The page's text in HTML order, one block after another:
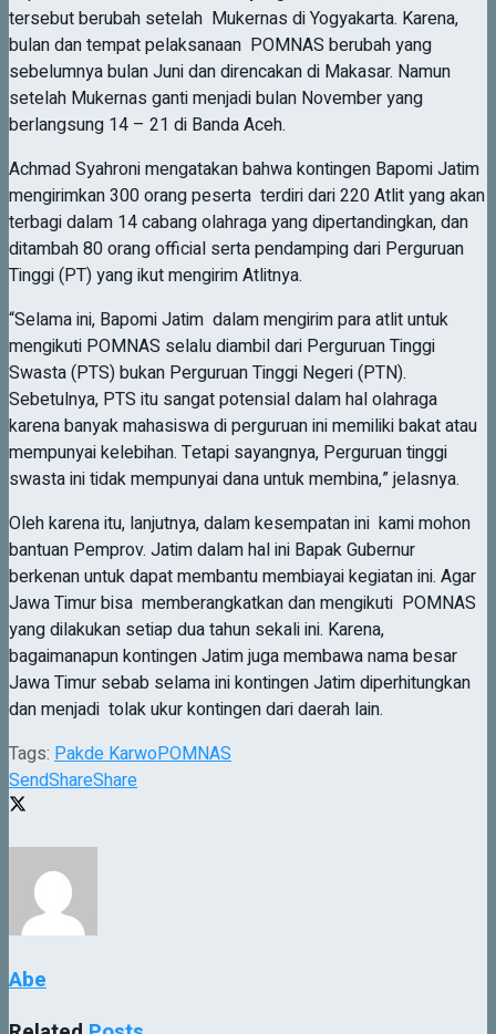
tersebut berubah setelah Mukernas di Yogyakarta. Karena,
bulan dan tempat pelaksanaan POMNAS berubah yang
sebelumnya bulan Juni dan direncakan di Makasar. Namun
setelah Mukernas ganti menjadi bulan November yang
berlangsung 14 – 21 di Banda Aceh.
Achmad Syahroni mengatakan bahwa kontingen Bapomi Jatim
mengirimkan 300 orang peserta terdiri dari 220 Atlit yang akan
terbagi dalam 14 cabang olahraga yang dipertandingkan, dan
ditambah 80 orang official serta pendamping dari Perguruan
Tinggi (PT) yang ikut mengirim Atlitnya.
“Selama ini, Bapomi Jatim dalam mengirim para atlit untuk
mengikuti POMNAS selalu diambil dari Perguruan Tinggi
Swasta (PTS) bukan Perguruan Tinggi Negeri (PTN).
Sebetulnya, PTS itu sangat potensial dalam hal olahraga
karena banyak mahasiswa di perguruan ini memiliki bakat atau
mempunyai kelebihan. Tetapi sayangnya, Perguruan tinggi
swasta ini tidak mempunyai dana untuk membina,” jelasnya.
Oleh karena itu, lanjutnya, dalam kesempatan ini kami mohon
bantuan Pemprov. Jatim dalam hal ini Bapak Gubernur
berkenan untuk dapat membantu membiayai kegiatan ini. Agar
Jawa Timur bisa memberangkatkan dan mengikuti POMNAS
yang dilakukan setiap dua tahun sekali ini. Karena,
bagaimanapun kontingen Jatim juga membawa nama besar
Jawa Timur sebab selama ini kontingen Jatim diperhitungkan
dan menjadi tolak ukur kontingen dari daerah lain.
Tags: Pakde KarwoPOMNAS
SendShareShare
Abe